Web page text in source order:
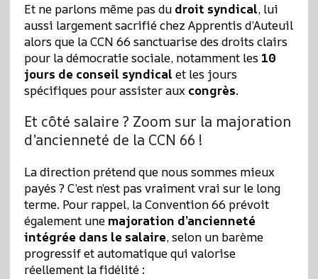
Et ne parlons même pas du droit syndical, lui
aussi largement sacrifié chez Apprentis d’Auteuil
alors que la CCN 66 sanctuarise des droits clairs
pour la démocratie sociale, notamment les 10
jours de conseil syndical et les jours
spécifiques pour assister aux congrès.
Et côté salaire ? Zoom sur la majoration
d’ancienneté de la CCN 66 !
La direction prétend que nous sommes mieux
payés ? C’est n’est pas vraiment vrai sur le long
terme. Pour rappel, la Convention 66 prévoit
également unemajoration d’ancienneté
intégrée dans le salaire, selon un barème
progressif et automatique qui valorise
réellement la fidélité :